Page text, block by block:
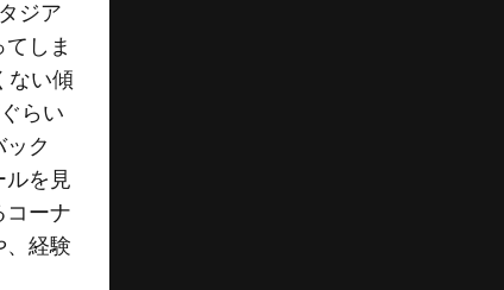
ジア
しま
ない傾
らい
ク
ルを見
コーナ
、経験